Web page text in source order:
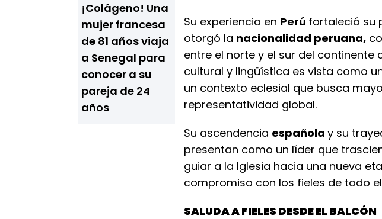
¡Colágeno! Una
mujer francesa
de 81 años viaja
a Senegal para
conocer a su
pareja de 24
años
Su experiencia en Perú fortaleció su
otorgó la nacionalidad peruana,
entre el norte y el sur del continente
cultural y lingüística es vista como
un contexto eclesial que busca
representatividad global.
Su ascendencia española y su
presentan como un líder que
guiar a la Iglesia hacia una nueva
compromiso con los fieles de todo
SALUDA A FIELES DESDE EL BALCÓN